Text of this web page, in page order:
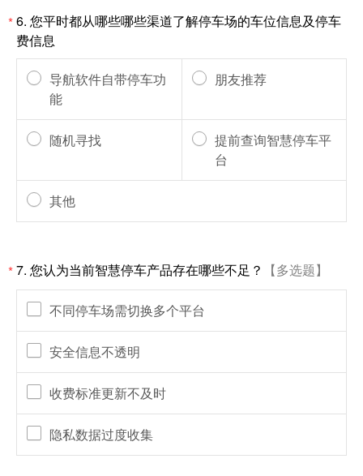
*6. 您平时都从哪些哪些渠道了解停车场的车位信息及停车
费信息
导航软件自带停车功
能
朋友推荐
随机寻找
提前查询智慧停车平
台
其他
*7. 您认为当前智慧停车产品存在哪些不足？ 【多选题】
不同停车场需切换多个平台
安全信息不透明
收费标准更新不及时
隐私数据过度收集